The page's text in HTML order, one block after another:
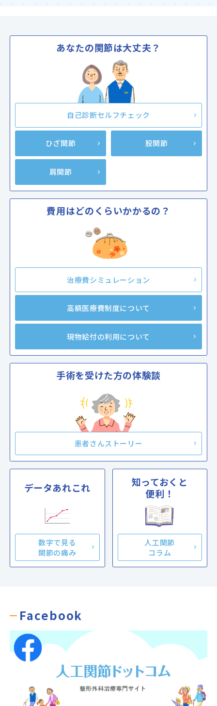
あなたの関節は大丈夫？
自己診断セルフチェック
ひざ関節 股関節
肩関節
費用はどのくらいかかるの？
治療費シミュレーション
高額医療費制度について
現物給付の利用について
手術を受けた方の体験談
患者さんストーリー
データあれこれ
数字で見る
関節の痛み
知っておくと
便利！
人工関節
コラム
Facebook